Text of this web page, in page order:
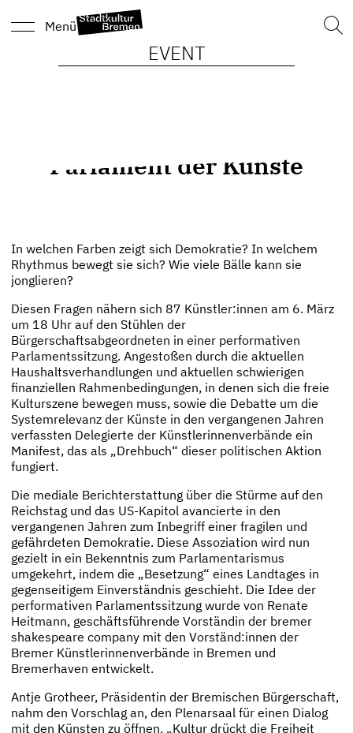
Menü
EVENT
Parlament der Künste
In welchen Farben zeigt sich Demokratie? In welchem
Rhythmus bewegt sie sich? Wie viele Bälle kann sie
jonglieren?
Diesen Fragen nähern sich 87 Künstler:innen am 6. März
um 18 Uhr auf den Stühlen der
Bürgerschaftsabgeordneten in einer performativen
Parlamentssitzung. Angestoßen durch die aktuellen
Haushaltsverhandlungen und aktuellen schwierigen
finanziellen Rahmenbedingungen, in denen sich die freie
Kulturszene bewegen muss, sowie die Debatte um die
Systemrelevanz der Künste in den vergangenen Jahren
verfassten Delegierte der Künstlerinnenverbände ein
Manifest, das als „Drehbuch“ dieser politischen Aktion
fungiert.
Die mediale Berichterstattung über die Stürme auf den
Reichstag und das US-Kapitol avancierte in den
vergangenen Jahren zum Inbegriff einer fragilen und
gefährdeten Demokratie. Diese Assoziation wird nun
gezielt in ein Bekenntnis zum Parlamentarismus
umgekehrt, indem die „Besetzung“ eines Landtages in
gegenseitigem Einverständnis geschieht. Die Idee der
performativen Parlamentssitzung wurde von Renate
Heitmann, geschäftsführende Vorständin der bremer
shakespeare company mit den Vorständ:innen der
Bremer Künstlerinnenverbände in Bremen und
Bremerhaven entwickelt.
Antje Grotheer, Präsidentin der Bremischen Bürgerschaft,
nahm den Vorschlag an, den Plenarsaal für einen Dialog
mit den Künsten zu öffnen. „Kultur drückt die Freiheit